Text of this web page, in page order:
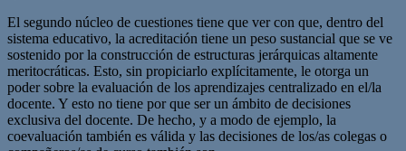
El segundo núcleo de cuestiones tiene que ver con que, dentro del
sistema educativo, la acreditación tiene un peso sustancial que se ve
sostenido por la construcción de estructuras jerárquicas altamente
meritocráticas. Esto, sin propiciarlo explícitamente, le otorga un
poder sobre la evaluación de los aprendizajes centralizado en el/la
docente. Y esto no tiene por que ser un ámbito de decisiones
exclusiva del docente. De hecho, y a modo de ejemplo, la
coevaluación también es válida y las decisiones de los/as colegas o